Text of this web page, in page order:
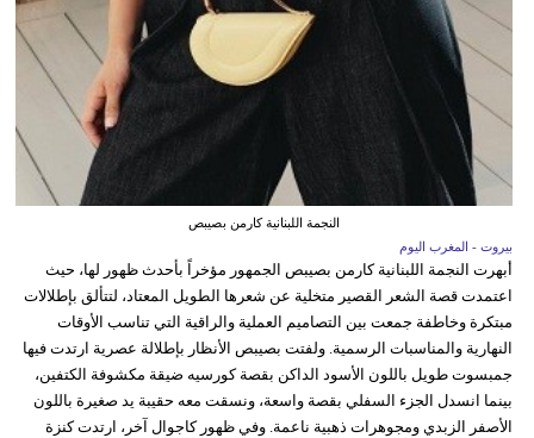
النجمة اللبنانية كارمن بصيبص
بيروت - المغرب اليوم
أبهرت النجمة اللبنانية كارمن بصيبص الجمهور مؤخراً بأحدث ظهور لها، حيث
اعتمدت قصة الشعر القصير متخلية عن شعرها الطويل المعتاد، لتتألق بإطلالات
مبتكرة وخاطفة جمعت بين التصاميم العملية والراقية التي تناسب الأوقات
النهارية والمناسبات الرسمية. ولفتت بصيبص الأنظار بإطلالة عصرية ارتدت فيها
جمبسوت طويل باللون الأسود الداكن بقصة كورسيه ضيقة مكشوفة الكتفين،
بينما انسدل الجزء السفلي بقصة واسعة، ونسقت معه حقيبة يد صغيرة باللون
الأصفر الزبدي ومجوهرات ذهبية ناعمة. وفي ظهور كاجوال آخر، ارتدت كنزة